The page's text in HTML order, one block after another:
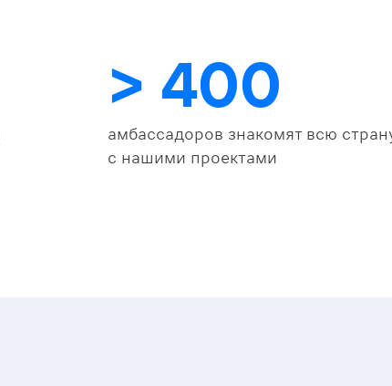
> 400
амбассадоров знакомят всю
с нашими проектами